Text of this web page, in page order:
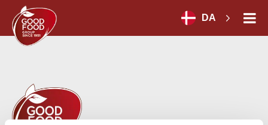
DA